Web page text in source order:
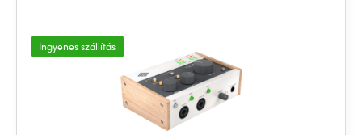
Ingyenes szállítás